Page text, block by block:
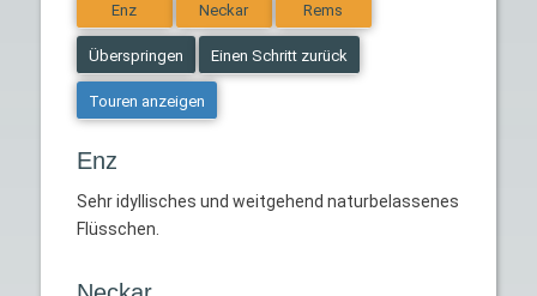
Enz Neckar Rems
Überspringen Einen Schritt zurück
Touren anzeigen
Enz
Sehr idyllisches und weitgehend naturbelassenes
Flüsschen.